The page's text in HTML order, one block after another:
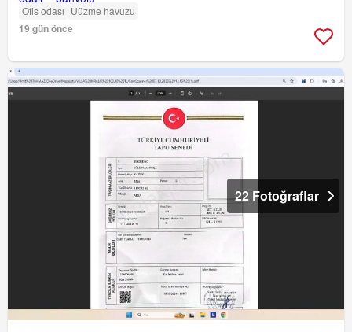
Ofis odası Uüzme havuzu
19 gün önce
22 Fotoğraflar